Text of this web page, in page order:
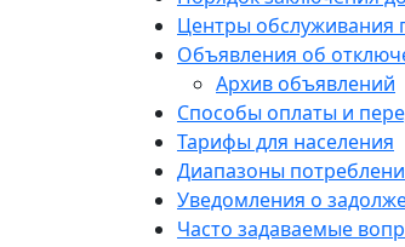
Центры обслуживания
Объявления об
Архив объявлений
Способы оплаты и
Тарифы для населения
Диапазоны
Уведомления о
Часто задаваемые